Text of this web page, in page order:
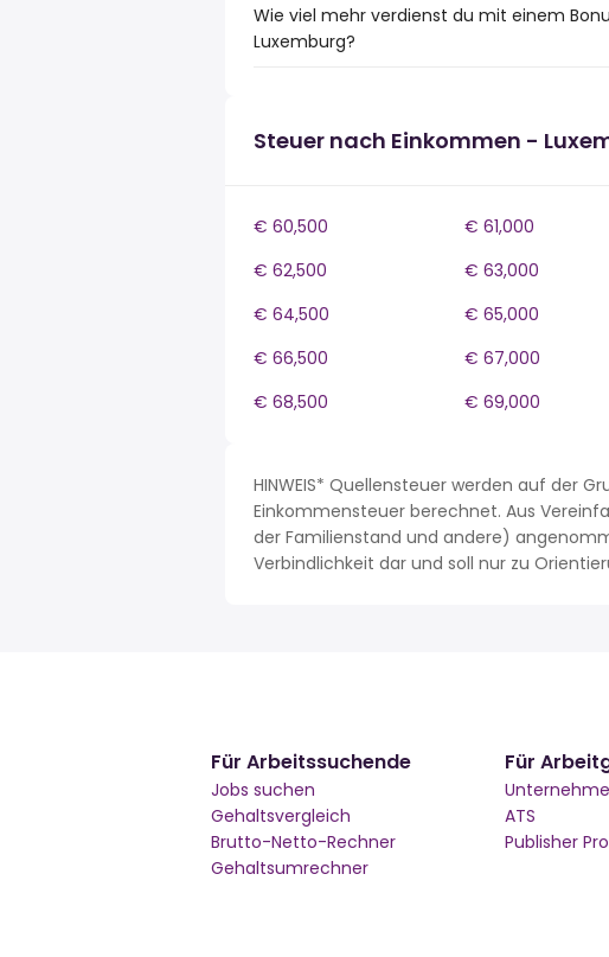
Wie viel mehr verdienst du mit einem
Luxemburg?
Steuer nach Einkommen -
€ 60,500 € 61,000
€ 62,500
€ 63,000
€ 64,500
€ 65,000
€ 66,500
€ 67,000
€ 68,500
€ 69,000
HINWEIS* Quellensteuer werden auf der
Einkommensteuer berechnet. Aus
der Familienstand und andere)
Verbindlichkeit dar und soll nur zu
Für Arbeitssuchende
Jobs suchen
Gehaltsvergleich
Brutto-Netto-Rechner
Gehaltsumrechner
Für
ATS
Publisher